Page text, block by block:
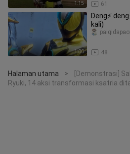
1:15 61
1:00
Deng⚡️
kali)
48
Halaman utama >
[Demonstrasi]
Ryuki, 14 aksi transformasi ksatria